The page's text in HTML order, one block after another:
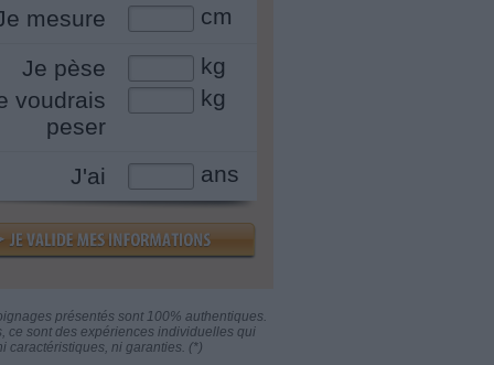
mesure cm
Je pèse
kg
voudrais
peser
kg
J'ai ans
présentés sont 100% authentiques.
ce sont des expériences individuelles qui
caractéristiques, ni garanties. (*)